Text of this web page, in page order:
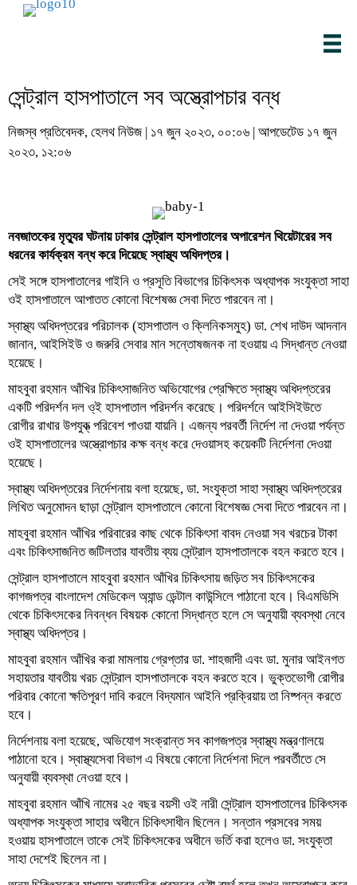
সেন্ট্রাল হাসপাতালে সব অস্ত্রোপচার বন্ধ
নিজস্ব প্রতিবেদক, হেলথ নিউজ | ১৭ জুন ২০২৩, ০০:০৬ | আপডেটেড ১৭ জুন
২০২৩, ১২:০৬
নবজাতকের মৃত্যুর ঘটনায় ঢাকার সেন্ট্রাল হাসপাতালের অপারেশন থিয়েটারের সব
ধরনের কার্যক্রম বন্ধ করে দিয়েছে স্বাস্থ্য অধিদপ্তর।
সেই সঙ্গে হাসপাতালের গাইনি ও প্রসূতি বিভাগের চিকিৎসক অধ্যাপক সংযুক্তা সাহা
ওই হাসপাতালে আপাতত কোনো বিশেষজ্ঞ সেবা দিতে পারবেন না।
স্বাস্থ্য অধিদপ্তরের পরিচালক (হাসপাতাল ও ক্লিনিকসমুহ) ডা. শেখ দাউদ আদনান
জানান, আইসিইউ ও জরুরি সেবার মান সন্তোষজনক না হওয়ায় এ সিদ্ধান্ত নেওয়া
হয়েছে।
মাহবুবা রহমান আঁখির চিকিৎসাজনিত অভিযোগের প্রেক্ষিতে স্বাস্থ্য অধিদপ্তরের
একটি পরিদর্শন দল ও্ই হাসপাতাল পরিদর্শন করেছে। পরিদর্শনে আইসিইউতে
রোগীর রাখার উপযুক্ত্ পরিবেশ পাওয়া যায়নি। এজন্য পরবর্তী নির্দেশ না দেওয়া পর্যন্ত
ওই হাসপাতালের অস্ত্রোপচার কক্ষ বন্ধ করে দেওয়াসহ কয়েকটি নির্দেশনা দেওয়া
হয়েছে।
স্বাস্থ্য অধিদপ্তরের নির্দেশনায় বলা হয়েছে, ডা. সংযুক্তা সাহা স্বাস্থ্য অধিদপ্তরের
লিখিত অনুমোদন ছাড়া সেন্ট্রাল হাসপাতালে কোনো বিশেষজ্ঞ সেবা দিতে পারবেন না।
মাহবুবা রহমান আঁখির পরিবারের কাছ থেকে চিকিৎসা বাবদ নেওয়া সব খরচের টাকা
এবং চিকিৎসাজনিত জটিলতার যাবতীয় ব্যয় সেন্ট্রাল হাসপাতালকে বহন করতে হবে।
সেন্ট্রাল হাসপাতালে মাহবুবা রহমান আঁখির চিকিৎসায় জড়িত সব চিকিৎসকের
কাগজপত্র বাংলাদেশ মেডিকেল অ্যান্ড ডেন্টাল কাউন্সিলে পাঠানো হবে। বিএমডিসি
থেকে চিকিৎসকের নিবন্ধন বিষয়ক কোনো সিদ্ধান্ত হলে সে অনুযায়ী ব্যবস্থা নেবে
স্বাস্থ্য অধিদপ্তর।
মাহবুবা রহমান আঁখির করা মামলায় গ্রেপ্তার ডা. শাহজাদী এবং ডা. মুনার আইনগত
সহায়তার যাবতীয় খরচ সেন্ট্রাল হাসপাতালকে বহন করতে হবে। ভুক্তভোগী রোগীর
পরিবার কোনো ক্ষতিপূরণ দাবি করলে বিদ্যমান আইনি প্রক্রিয়ায় তা নিষ্পন্ন করতে
হবে।
নির্দেশনায় বলা হয়েছে, অভিযোগ সংক্রান্ত সব কাগজপত্র স্বাস্থ্য মন্ত্রণালয়ে
পাঠানো হবে। স্বাস্থ্যসেবা বিভাগ এ বিষয়ে কোনো নির্দেশনা দিলে পরবর্তীতে সে
অনুযায়ী ব্যবস্থা নেওয়া হবে।
মাহবুবা রহমান আঁখি নামের ২৫ বছর বয়সী ওই নারী সেন্ট্রাল হাসপাতালের চিকিৎসক
অধ্যাপক সংযুক্তা সাহার অধীনে চিকিৎসাধীন ছিলেন। সন্তান প্রসবের সময়
হওয়ায় হাসপাতালে তাকে সেই চিকিৎসকের অধীনে ভর্তি করা হলেও ডা. সংযুক্তা
সাহা দেশেই ছিলেন না।